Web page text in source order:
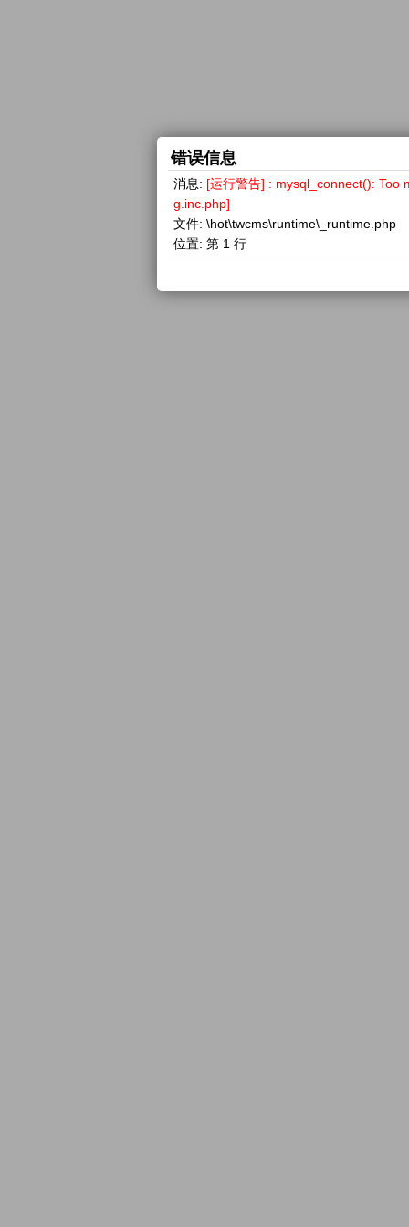
错误信息
消息: [运行警告] : mysql_connect(): Too
g.inc.php]
文件: \hot\twcms\runtime\_runtime.php
位置: 第 1 行